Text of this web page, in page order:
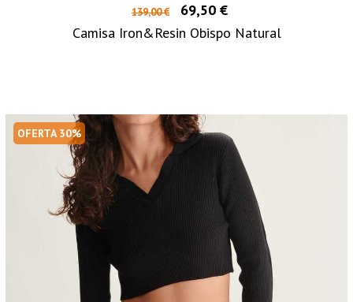
139,00 €
69,50 €
Camisa Iron&Resin Obispo Natural
OFERTA 30%